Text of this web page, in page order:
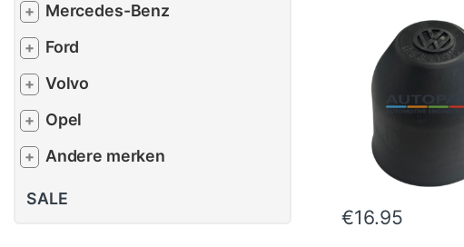
€16.95
+ Mercedes-Benz
+ Ford
+ Volvo
+ Opel
+ Andere merken
SALE